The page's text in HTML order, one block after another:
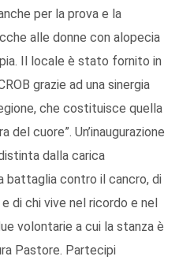
per la prova e la
alle donne con alopecia
Il locale è stato fornito in
grazie ad una sinergia
che costituisce quella
cuore”. Un’inaugurazione
dalla carica
battaglia contro il cancro, di
di chi vive nel ricordo e nel
volontarie a cui la stanza è
Pastore. Partecipi